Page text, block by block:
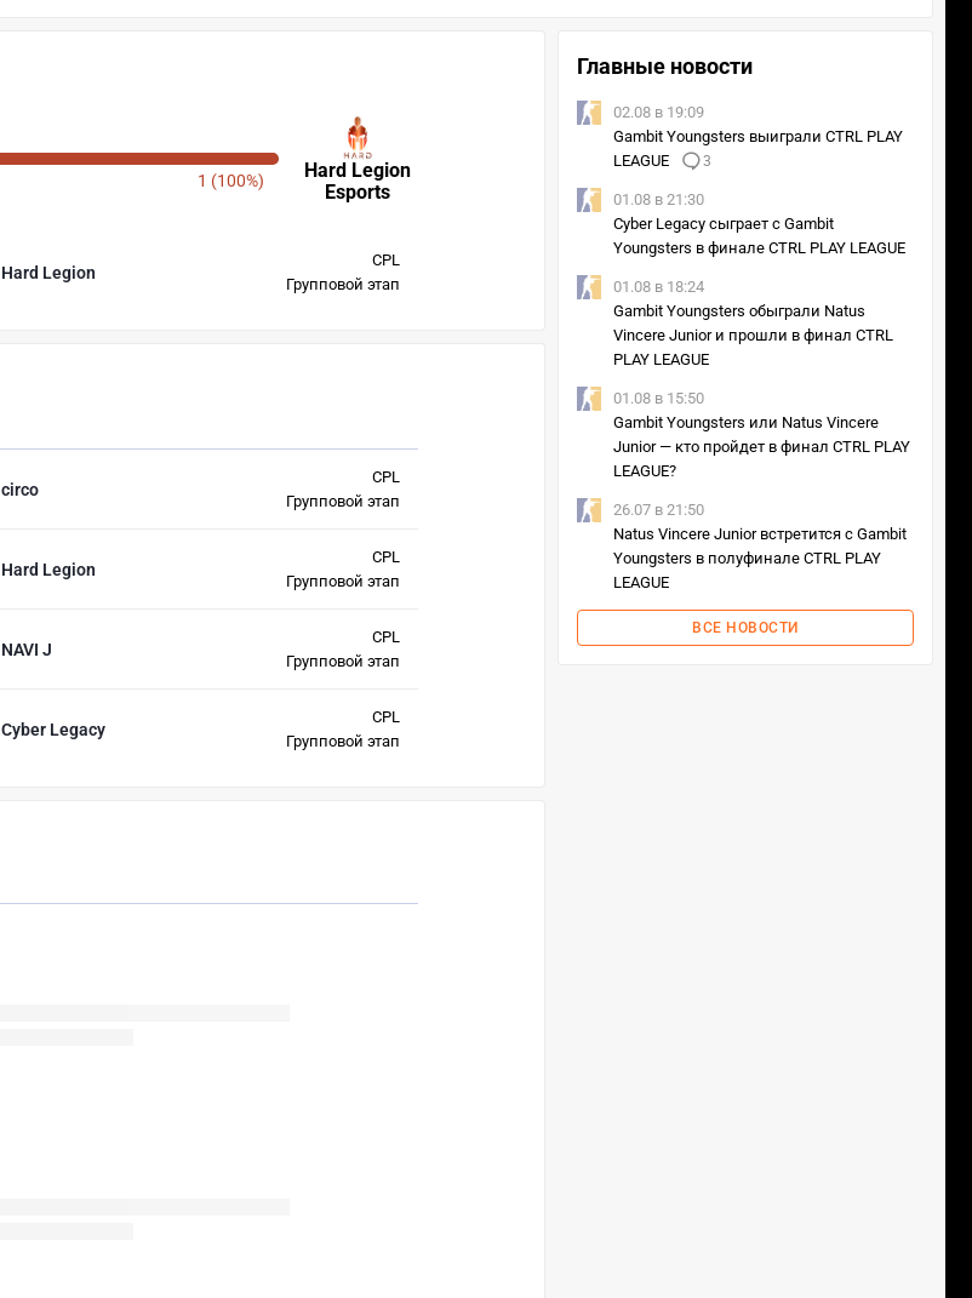
Hard Legion
Esports
1 (100%)
Hard Legion
CPL
Групповой этап
circo
CPL
Групповой этап
Hard Legion
CPL
Групповой этап
NAVI J
CPL
Групповой этап
Cyber Legacy
CPL
Групповой этап
Главные новости
02.08 в 19:09
Gambit Youngsters выиграли CTRL PLAY
LEAGUE
3
01.08 в 21:30
Cyber Legacy сыграет с Gambit
Youngsters в финале CTRL PLAY LEAGUE
01.08 в 18:24
Gambit Youngsters обыграли Natus
Vincere Junior и прошли в финал CTRL
PLAY LEAGUE
01.08 в 15:50
Gambit Youngsters или Natus Vincere
Junior — кто пройдет в финал CTRL PLAY
LEAGUE?
26.07 в 21:50
Natus Vincere Junior встретится с Gambit
Youngsters в полуфинале CTRL PLAY
LEAGUE
ВСЕ НОВОСТИ